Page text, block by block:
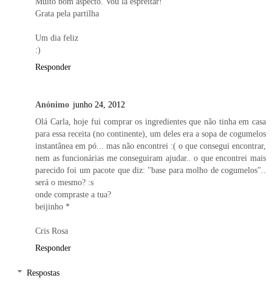
Grata pela partilha
Um dia feliz
:)
Responder
Anónimo junho 24, 2012
Olá Carla, hoje fui comprar os ingredientes que não tinha em casa
para essa receita (no continente), um deles era a sopa de cogumelos
instantânea em pó... mas não encontrei :( o que consegui encontrar,
nem as funcionárias me conseguiram ajudar.. o que encontrei mais
parecido foi um pacote que diz: "base para molho de cogumelos"..
será o mesmo? :s
onde compraste a tua?
beijinho *
Cris Rosa
Responder
Respostas